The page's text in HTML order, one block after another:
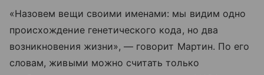
«Назовем вещи своими именами: мы видим одно
происхождение генетического кода, но два
возникновения жизни», — говорит Мартин. По его
словам, живыми можно считать только